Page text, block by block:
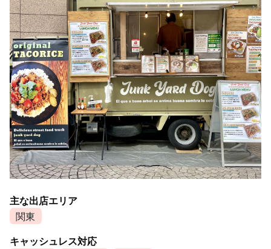
主な出店エリア
関東
キャッシュレス対応